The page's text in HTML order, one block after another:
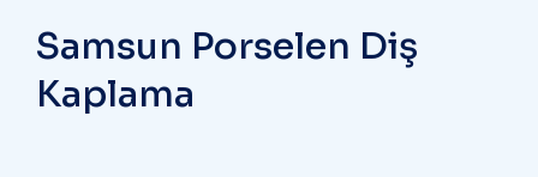
Samsun Porselen Diş
Kaplama